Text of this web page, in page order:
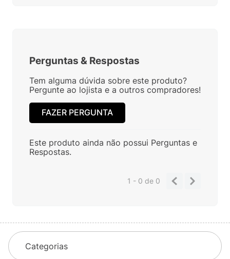
Perguntas & Respostas
Tem alguma dúvida sobre este produto?
Pergunte ao lojista e a outros compradores!
FAZER PERGUNTA
Este produto ainda não possui Perguntas e
Respostas.
1 - 0de 0
Categorias